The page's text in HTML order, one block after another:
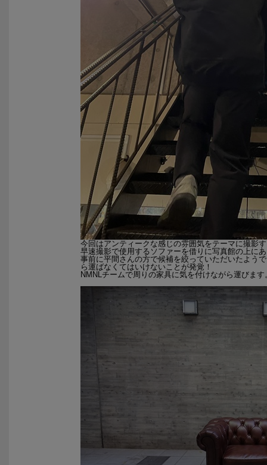
今回はアンティークな感じの雰囲気をテーマに撮影
早速撮影で使用するソファーを借りに写真館の上に
事前に平間さんの方で候補を絞っていただいたよう
ら運ばなくてはいけないことが発覚！
NMNLチームで周りの家具に気を付けながら運びます